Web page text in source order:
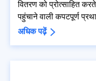
वितरण को प्रोत्साहित
पहुंचाने वाली कपटपूर्ण
अधिक पढ़ें